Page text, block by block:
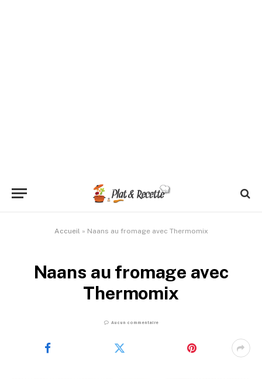
Accueil » Naans au fromage avec Thermomix
Naans au fromage avec
Thermomix
Aucun commentaire